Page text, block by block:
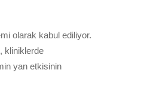
olarak kabul ediliyor.
kliniklerde
yan etkisinin